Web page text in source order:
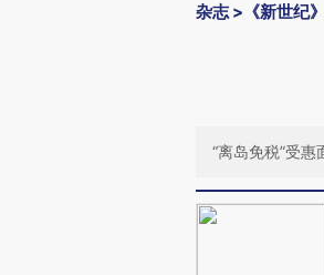
杂志> 《新世纪
“离岛免税”受